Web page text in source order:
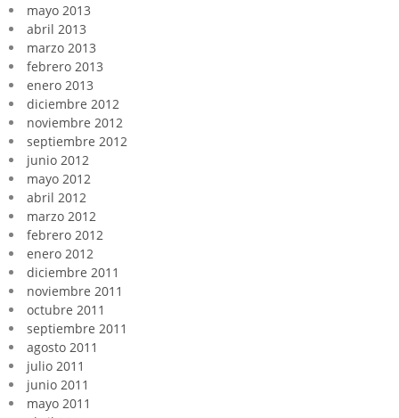
mayo 2013
abril 2013
marzo 2013
febrero 2013
enero 2013
diciembre 2012
noviembre 2012
septiembre 2012
junio 2012
mayo 2012
abril 2012
marzo 2012
febrero 2012
enero 2012
diciembre 2011
noviembre 2011
octubre 2011
septiembre 2011
agosto 2011
julio 2011
junio 2011
mayo 2011